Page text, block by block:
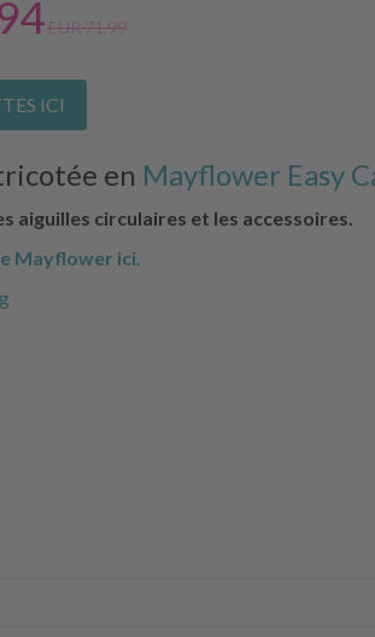
EUR 71.99
ICI
en Mayflower Easy
aiguilles circulaires et les accessoires.
Mayflower ici.